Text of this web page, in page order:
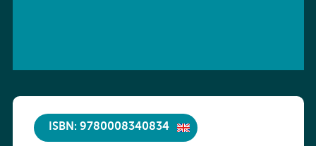
ISBN: 9780008340834